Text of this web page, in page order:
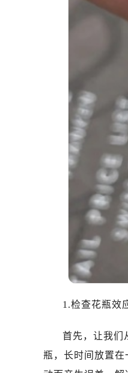
1.检查花瓶效
首先，让我们
瓶，长时间放置